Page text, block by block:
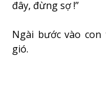
đây, đừng sợ !”
Ngài bước vào
gió.